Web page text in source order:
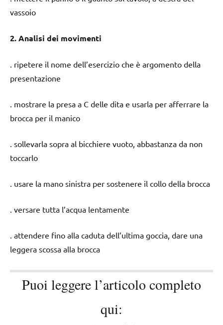
vassoio
2. Analisi dei movimenti
. ripetere il nome dell’esercizio che è argomento della
presentazione
. mostrare la presa a C delle dita e usarla per afferrare la
brocca per il manico
. sollevarla sopra al bicchiere vuoto, abbastanza da non
toccarlo
. usare la mano sinistra per sostenere il collo della brocca
. versare tutta l’acqua lentamente
. attendere fino alla caduta dell’ultima goccia, dare una
leggera scossa alla brocca
Puoi leggere l’articolo completo
qui: